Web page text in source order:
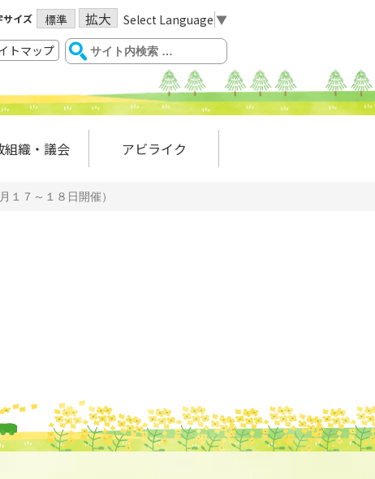
サイズ 標準 拡大 Select Language ▼
トマップ
組織・議会 アビライク
１７～１８日開催）